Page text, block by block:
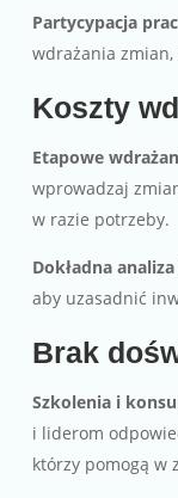
Partycypacja
wdrażania
Koszty
Etapowe
wprowadzaj
w razie potrzeby.
Dokładna
aby uzasadnić
Brak
Szkolenia i
i liderom
którzy pomogą w